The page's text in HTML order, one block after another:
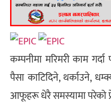
कम्पनीमा मरिमरी काम
पैसा काटिदिने, थर्काउने,
आफूहरू धेरै समस्यामा परेको